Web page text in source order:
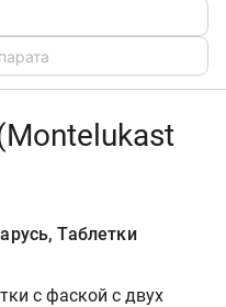
Таблетки
с фаской с двух